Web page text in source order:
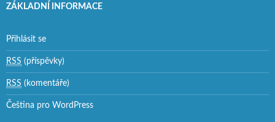
ZÁKLADNÍ INFORMACE
Přihlásit se
RSS (příspěvky)
RSS (komentáře)
Čeština pro WordPress